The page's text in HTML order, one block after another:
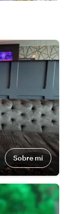
Sobre mí